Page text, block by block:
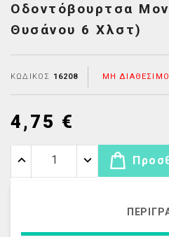
Οδοντόβουρτσα
Θυσάνου 6 Χλστ)
ΚΩΔΙΚΌΣ 16208 ΜΗ ΔΙΑΘΈΣΙΜΟ
4,75 €